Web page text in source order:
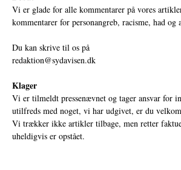
Vi er glade for alle kommentarer på vores
kommentarer for personangreb, racisme, had
Du kan skrive til os på
redaktion@sydavisen.dk
Klager
Vi er tilmeldt pressenævnet og tager ansvar for
utilfreds med noget, vi har udgivet, er du
Vi trækker ikke artikler tilbage, men retter
uheldigvis er opstået.